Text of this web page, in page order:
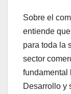
Sobre el
entiende
para toda la
sector
fundamental
Desarrollo y